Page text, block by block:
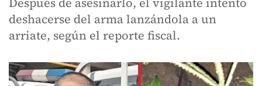
deshacerse del arma lanzándola a un
arriate, según el reporte fiscal.